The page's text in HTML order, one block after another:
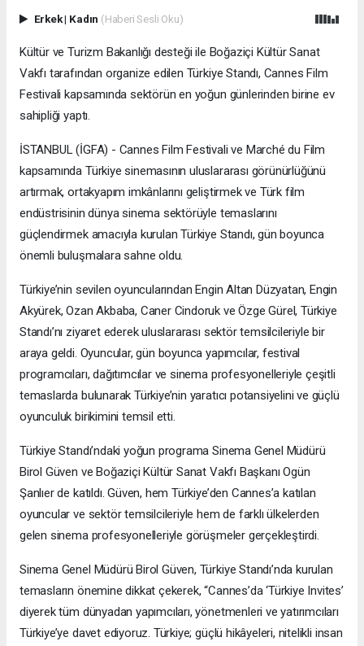
Erkek| Kadın (Haberi Sesli Oku)
Kültür ve Turizm Bakanlığı desteği ile Boğaziçi Kültür Sanat
Vakfı tarafından organize edilen Türkiye Standı, Cannes Film
Festivali kapsamında sektörün en yoğun günlerinden birine ev
sahipliği yaptı.
İSTANBUL (İGFA) - Cannes Film Festivali ve Marché du Film
kapsamında Türkiye sinemasının uluslararası görünürlüğünü
artırmak, ortakyapım imkânlarını geliştirmek ve Türk film
endüstrisinin dünya sinema sektörüyle temaslarını
güçlendirmek amacıyla kurulan Türkiye Standı, gün boyunca
önemli buluşmalara sahne oldu.
Türkiye’nin sevilen oyuncularından Engin Altan Düzyatan, Engin
Akyürek, Ozan Akbaba, Caner Cindoruk ve Özge Gürel, Türkiye
Standı’nı ziyaret ederek uluslararası sektör temsilcileriyle bir
araya geldi. Oyuncular, gün boyunca yapımcılar, festival
programcıları, dağıtımcılar ve sinema profesyonelleriyle çeşitli
temaslarda bulunarak Türkiye’nin yaratıcı potansiyelini ve güçlü
oyunculuk birikimini temsil etti.
Türkiye Standı’ndaki yoğun programa Sinema Genel Müdürü
Birol Güven ve Boğaziçi Kültür Sanat Vakfı Başkanı Ogün
Şanlıer de katıldı. Güven, hem Türkiye’den Cannes’a katılan
oyuncular ve sektör temsilcileriyle hem de farklı ülkelerden
gelen sinema profesyonelleriyle görüşmeler gerçekleştirdi.
Sinema Genel Müdürü Birol Güven, Türkiye Standı’nda kurulan
temasların önemine dikkat çekerek, “Cannes’da ‘Türkiye Invites’
diyerek tüm dünyadan yapımcıları, yönetmenleri ve yatırımcıları
Türkiye’ye davet ediyoruz. Türkiye; güçlü hikâyeleri, nitelikli insan